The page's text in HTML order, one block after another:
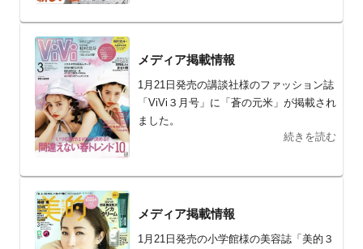
メディア掲載情報
1月21日発売の講談社様のファッション誌
「ViVi３月号」に「蒼の元米」が掲載され
ました。
続きを読む
メディア掲載情報
1月21日発売の小学館様の美容誌「美的３